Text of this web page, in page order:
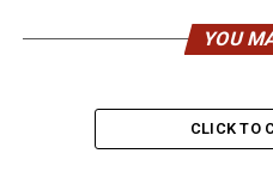
Diasporei – Iașul este
declarat luna august „Luna
fiecare an programe și
YOU
CLICK TO